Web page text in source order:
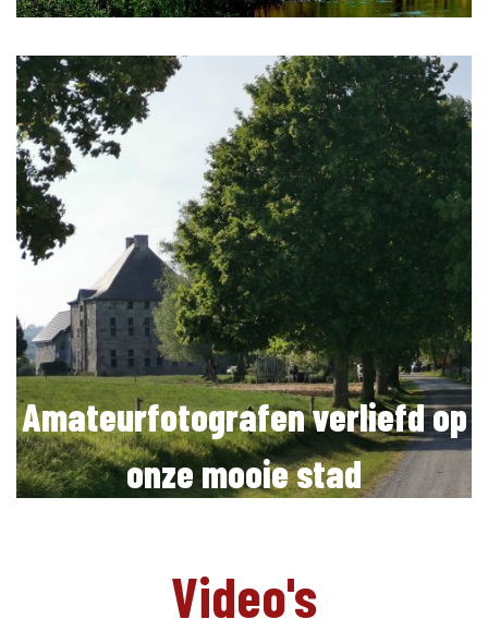
Amateurfotografen verliefd op
onze mooie stad
Video's